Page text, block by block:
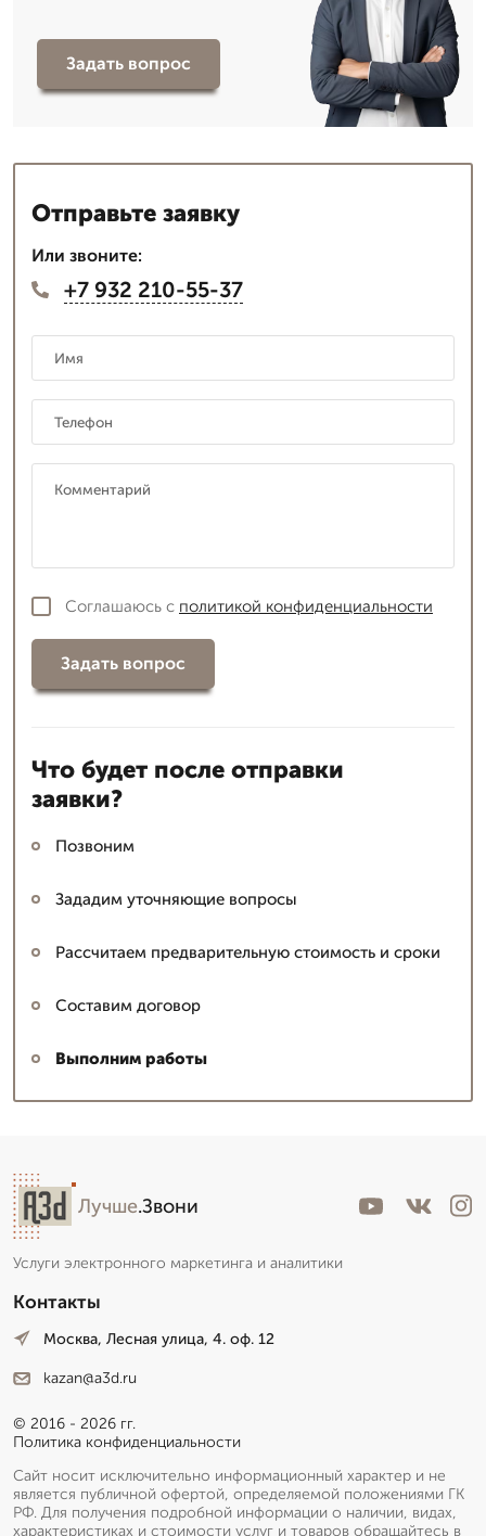
Задать вопрос
Отправьте заявку
Или звоните:
+7 932 210-55-37
Соглашаюсь с политикой конфиденциальности
Задать вопрос
Что будет после отправки
заявки?
Позвоним
Зададим уточняющие вопросы
Рассчитаем предварительную стоимость и сроки
Составим договор
Выполним работы
Лучше.Звони
Услуги электронного маркетинга и аналитики
Контакты
Москва, Лесная улица, 4. оф. 12
kazan@a3d.ru
© 2016 - 2026 гг.
Политика конфиденциальности
Сайт носит исключительно информационный характер и не
является публичной офертой, определяемой положениями ГК
РФ. Для получения подробной информации о наличии, видах,
характеристиках и стоимости услуг и товаров обращайтесь в